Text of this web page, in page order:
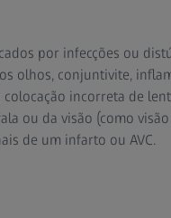
por infecções ou
olhos, conjuntivite,
incorreta de
ou da visão (como
de um infarto ou AVC.